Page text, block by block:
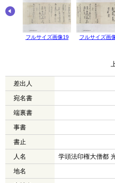
フルサイズ画像19 フルサイズ画
差出人
宛名書
端裏書
事書
書止
人名
学頭法印権大僧都
地名